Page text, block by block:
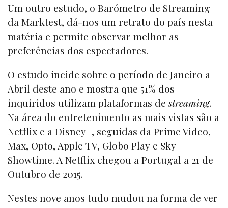
Um outro estudo, o Barómetro de Streaming
da Marktest, dá-nos um retrato do país nesta
matéria e permite observar melhor as
preferências dos espectadores.
O estudo incide sobre o período de Janeiro a
Abril deste ano e mostra que 51% dos
inquiridos utilizam plataformas destreaming.
Na área do entretenimento as mais vistas são a
Netflix e a Disney+, seguidas da Prime Video,
Max, Opto, Apple TV, Globo Play e Sky
Showtime. A Netflix chegou a Portugal a 21 de
Outubro de 2015.
Nestes nove anos tudo mudou na forma de ver